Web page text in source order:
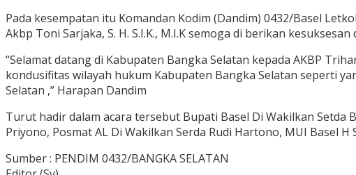
Pada kesempatan itu Komandan Kodim (Dandim) 0432/Basel
Akbp Toni Sarjaka, S. H. S.I.K., M.I.K semoga di berikan
“Selamat datang di Kabupaten Bangka Selatan kepada AKBP
kondusifitas wilayah hukum Kabupaten Bangka Selatan seperti
Selatan ,” Harapan Dandim
Turut hadir dalam acara tersebut Bupati Basel Di Wakilkan Setda
Priyono, Posmat AL Di Wakilkan Serda Rudi Hartono, MUI Basel
Sumber : PENDIM 0432/BANGKA SELATAN